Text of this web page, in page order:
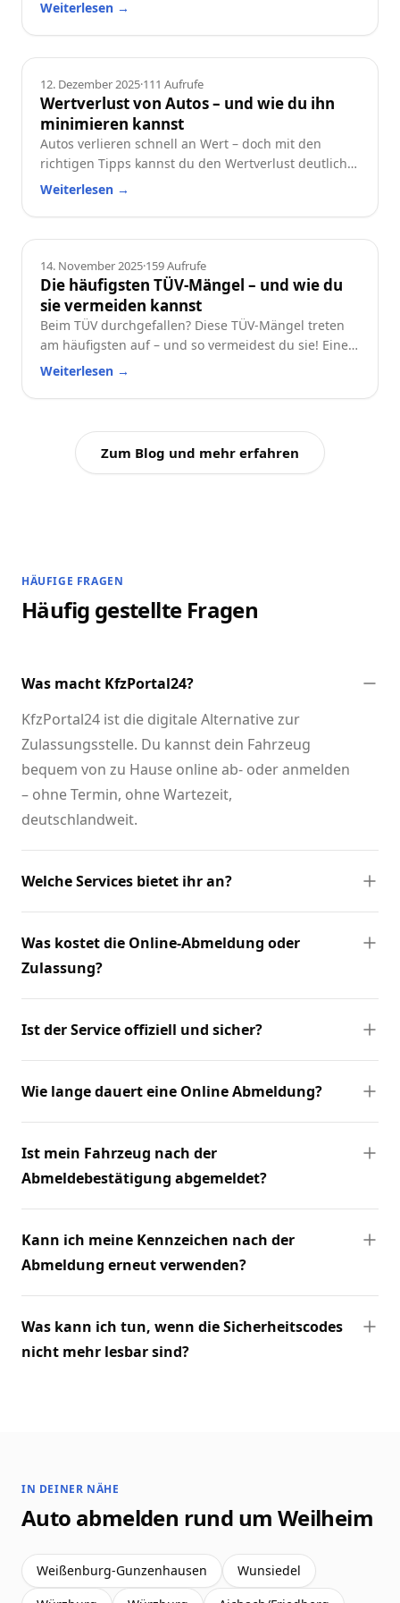
Weiterlesen →
Ratgeber
12. Dezember 2025·111 Aufrufe
Wertverlust von Autos – und wie du ihn
minimieren kannst
Autos verlieren schnell an Wert – doch mit den
richtigen Tipps kannst du den Wertverlust deutlich
reduzieren. Erfahre, welche Faktoren besonders
wertstabil hältst.
Weiterlesen →
Ratgeber
14. November 2025·159Aufrufe
Die häufigsten TÜV-Mängel – und wie du
sie vermeiden kannst
Beim TÜV durchgefallen? Diese TÜV-Mängel treten
am häufigsten auf – und so vermeidest du sie! Eine
praktische Checkliste für alle Autofahrer.
Weiterlesen →
Zum Blog und mehr erfahren
HÄUFIGE FRAGEN
Häufig gestellte Fragen
Was macht KfzPortal24?
KfzPortal24 ist die digitale Alternative zur
Zulassungsstelle. Du kannst dein Fahrzeug
bequem von zu Hause online ab- oder anmelden
– ohne Termin, ohne Wartezeit,
deutschlandweit.
Welche Services bietet ihr an?
Was kostet die Online-Abmeldung oder
Zulassung?
Ist der Service offiziell und sicher?
Wie lange dauert eine Online Abmeldung?
Ist mein Fahrzeug nach der
Abmeldebestätigung abgemeldet?
Kann ich meine Kennzeichen nach der
Abmeldung erneut verwenden?
Was kann ich tun, wenn die Sicherheitscodes
nicht mehr lesbar sind?
IN DEINER NÄHE
Auto abmelden rund um Weilheim
Weißenburg-Gunzenhausen
Wunsiedel